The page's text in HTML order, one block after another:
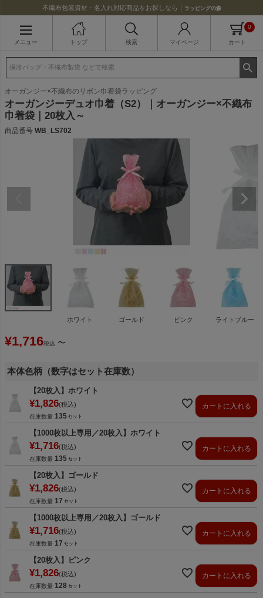
不織布包装資材・名入れ対応商品をお探しなら｜ ラッピングの森
メニュー トップ 検索 マイページ カート
0
オーガンジー×不織布のリボン巾着袋ラッピング
オーガンジーデュオ巾着（S2）｜オーガンジー×不織布
巾着袋｜20枚入～
商品番号 WB_LS702
ホワイト ゴールド ピンク ライトブルー
¥1,716税込 〜
本体色柄（数字はセット在庫数）
【20枚入】ホワイト
¥1,826 税込
在庫数量 135
カートに入れる
【1000枚以上専用／20枚入】ホワイト
¥1,716 税込
在庫数量 135
カートに入れる
【20枚入】ゴールド
¥1,826 税込
在庫数量 17
カートに入れる
【1000枚以上専用／20枚入】ゴールド
¥1,716 税込
在庫数量 17
カートに入れる
【20枚入】ピンク
¥1,826 税込
在庫数量 128
カートに入れる